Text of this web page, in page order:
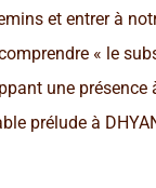
et entrer à
« le
une présence
prélude à